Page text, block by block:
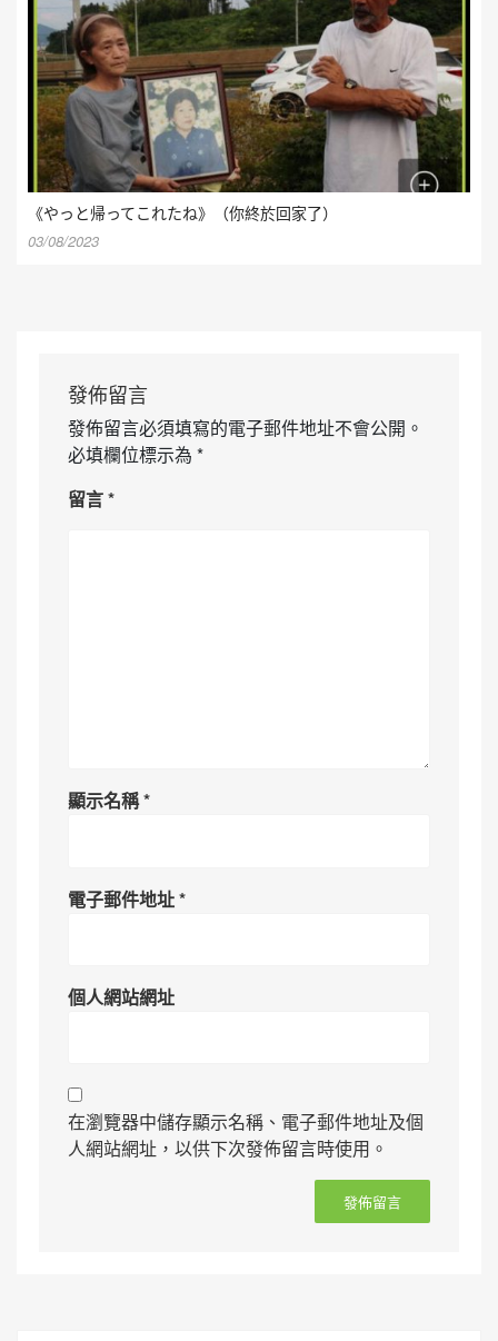
《やっと帰ってこれたね》（你終於回家了）
03/08/2023
發佈留言
發佈留言必須填寫的電子郵件地址不會公開。
必填欄位標示為 *
留言*
顯示名稱*
電子郵件地址*
個人網站網址
在瀏覽器中儲存顯示名稱、電子郵件地址及個
人網站網址，以供下次發佈留言時使用。